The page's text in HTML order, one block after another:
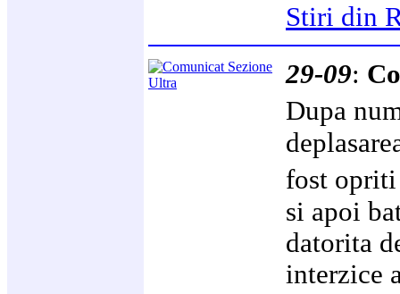
Stiri din
29-09:
Dupa
fost
si apoi
datorita
interzice